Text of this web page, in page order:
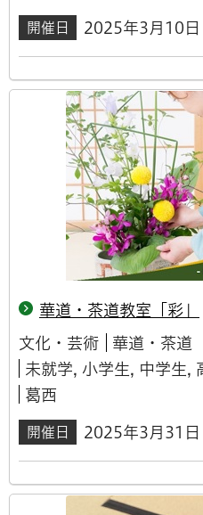
開催日 2025年3月10
華道・茶道教室「彩」
文化・芸術
華道・茶道
未就学, 小学生, 中学生,
葛西
開催日 2025年3月31